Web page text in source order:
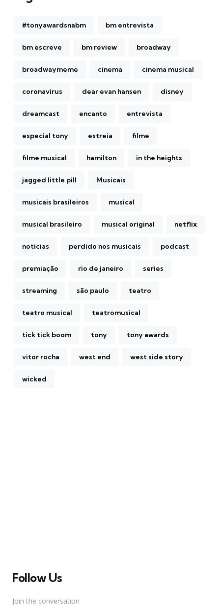
#tonyawardsnabm bm entrevista
bm escreve bm review broadway
broadwaymeme cinema cinema musical
coronavirus dear evan hansen disney
dreamcast encanto entrevista
especial tony estreia filme
filme musical hamilton in the heights
jagged little pill Musicais
musicais brasileiros musical
musical brasileiro musical original netflix
noticias perdido nos musicais podcast
premiação rio de janeiro series
streaming são paulo teatro
teatro musical teatromusical
tick tick boom tony tony awards
vitor rocha west end west side story
wicked
Follow Us
Join the conversation